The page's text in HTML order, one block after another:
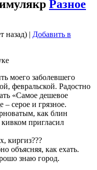
Разное
назад) | Добавить в
моего заболевшего
февральской. Радостно
«Самое дешевое
– серое и грязное.
как блин
пригласил
киргиз???
объясняя, как ехать.
знаю город.